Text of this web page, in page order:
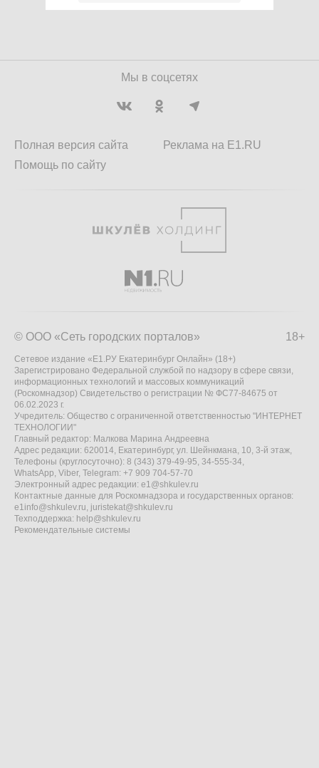
Мы в соцсетях
Полная версия сайта
Помощь по сайту
Реклама на E1.RU
18+
© ООО «Сеть городских порталов»
Сетевое издание «Е1.РУ Екатеринбург Онлайн» (18+)
Зарегистрировано Федеральной службой по надзору в сфере связи,
информационных технологий и массовых коммуникаций
(Роскомнадзор) Свидетельство о регистрации № ФС77-84675 от
06.02.2023 г.
Учредитель: Общество с ограниченной ответственностью "ИНТЕРНЕТ
ТЕХНОЛОГИИ"
Главный редактор: Малкова Марина Андреевна
Адрес редакции: 620014, Екатеринбург, ул. Шейнкмана, 10, 3-й этаж,
Телефоны (круглосуточно): 8 (343) 379-49-95, 34-555-34,
WhatsApp, Viber, Telegram: +7 909 704-57-70
Электронный адрес редакции: e1@shkulev.ru
Контактные данные для Роскомнадзора и государственных органов:
e1info@shkulev.ru, juristekat@shkulev.ru
Техподдержка: help@shkulev.ru
Рекомендательные системы